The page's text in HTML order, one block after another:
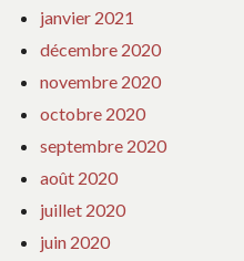
janvier 2021
décembre 2020
novembre 2020
octobre 2020
septembre 2020
août 2020
juillet 2020
juin 2020